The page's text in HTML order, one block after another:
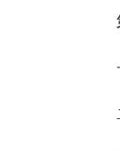
一
二